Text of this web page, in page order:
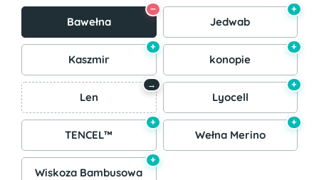
Bawełna
−
Jedwab
+
Kaszmir
+
konopie
+
Len
→
Lyocell
+
TENCEL™
+
Wełna Merino
+
Wiskoza Bambusowa
+